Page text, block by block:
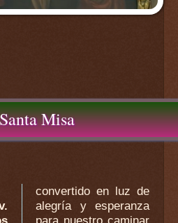
Misa
convertido en luz de
alegría y esperanza
para nuestro caminar